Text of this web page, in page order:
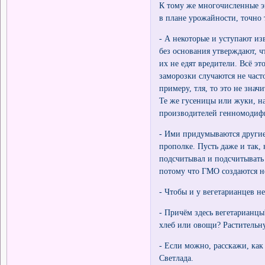
К тому же многочисленные
в плане урожайности,
- А некоторые и уступают
без основания утверждают,
их не едят вредители. Всё
заморозки случаются не
примеру, тля, то это не
Те же гусеницы или жуки,
производителей
- Ими придумываются
прополке. Пусть даже и так,
подсчитывал и
потому что ГМО создаются
- Чтобы и у вегетарианцев
- Причём здесь
хлеб или овощи?
- Если можно, расскажи,
Светлада.